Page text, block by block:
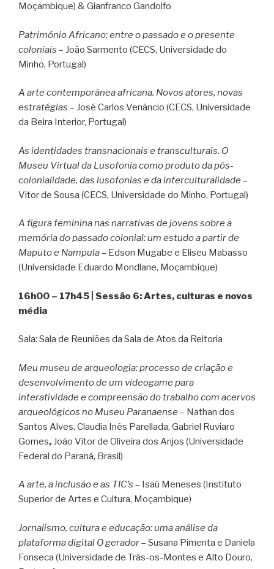
Moçambique) & Gianfranco Gandolfo
Património Africano: entre o passado e o presente
coloniais – João Sarmento (CECS, Universidade do
Minho, Portugal)
A arte contemporânea africana. Novos atores, novas
estratégias – José Carlos Venâncio (CECS, Universidade
da Beira Interior, Portugal)
As identidades transnacionais e transculturais. O
Museu Virtual da Lusofonia como produto da pós-
colonialidade, das lusofonias e da interculturalidade –
Vitor de Sousa (CECS, Universidade do Minho, Portugal)
A figura feminina nas narrativas de jovens sobre a
memória do passado colonial: um estudo a partir de
Maputo e Nampula– Edson Mugabe e Eliseu Mabasso
(Universidade Eduardo Mondlane, Moçambique)
16h00 – 17h45 | Sessão 6: Artes, culturas e novos
média
Sala: Sala de Reuniões da Sala de Atos da Reitoria
Meu museu de arqueologia: processo de criação e
desenvolvimento de um videogame para
interatividade e compreensão do trabalho com acervos
arqueológicos no Museu Paranaense – Nathan dos
Santos Alves, Claudia Inês Parellada, Gabriel Ruviaro
Gomes, João Vitor de Oliveira dos Anjos (Universidade
Federal do Paraná, Brasil)
A arte, a inclusão e as TIC’s – Isaú Meneses (Instituto
Superior de Artes e Cultura, Moçambique)
Jornalismo, cultura e educação: uma análise da
plataforma digital O gerador– Susana Pimenta e Daniela
Fonseca (Universidade de Trás-os-Montes e Alto Douro,